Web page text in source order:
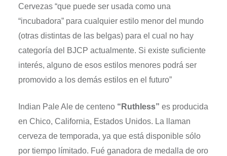
Cervezas “que puede ser usada como una
“incubadora” para cualquier estilo menor del mundo
(otras distintas de las belgas) para el cual no hay
categoría del BJCP actualmente. Si existe suficiente
interés, alguno de esos estilos menores podrá ser
promovido a los demás estilos en el futuro”
Indian Pale Ale de centeno “Ruthless” es producida
en Chico, California, Estados Unidos. La llaman
cerveza de temporada, ya que está disponible sólo
por tiempo límitado. Fué ganadora de medalla de oro